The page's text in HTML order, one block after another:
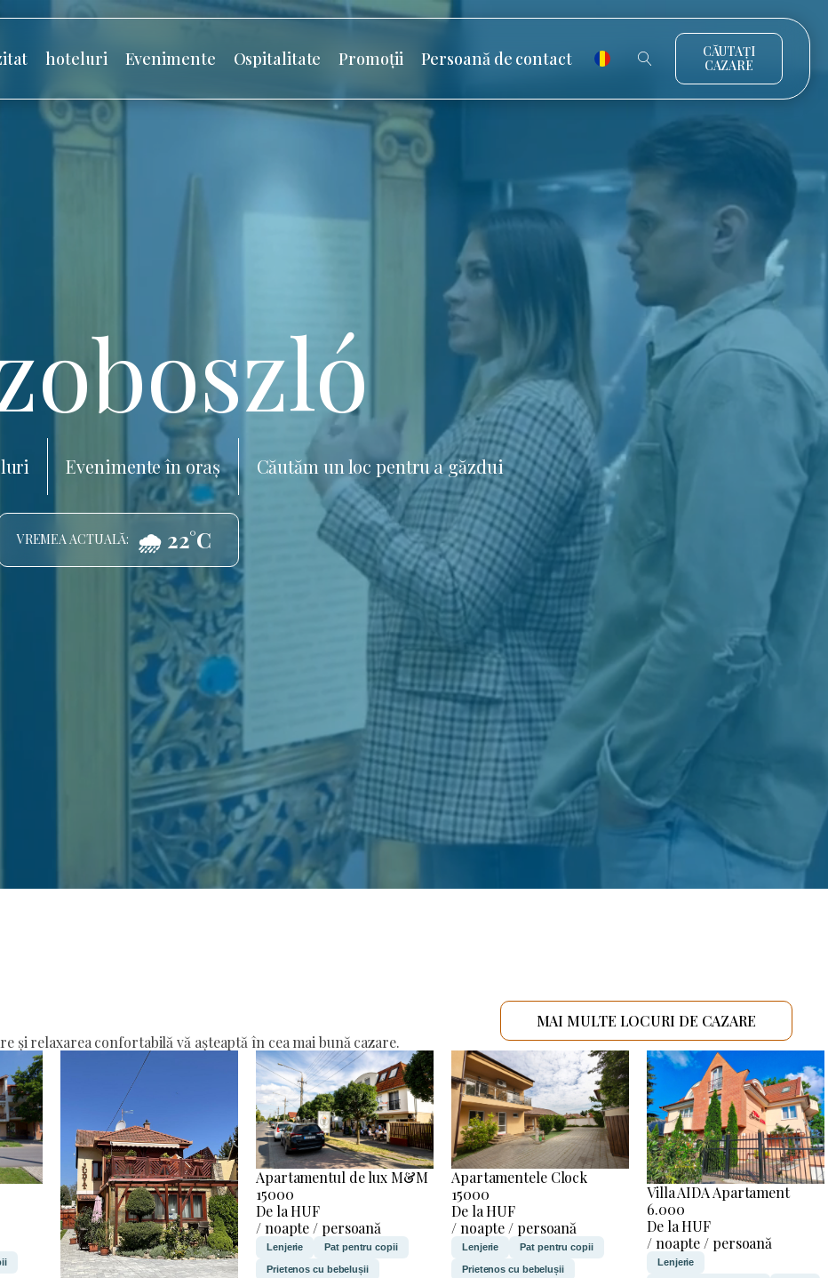
hoteluri Evenimente Ospitalitate Promoții Persoană de contact
CĂUTAȚI
CAZARE
Evenimente în oraș Căutăm un loc pentru a găzdui
VREMEA ACTUALĂ: 🌧️ 22°C
relaxarea confortabilă vă așteaptă în cea mai bună cazare.
MAI MULTE LOCURI DE CAZARE
Apartamentul de lux M&M
15000
De la HUF
/ noapte / persoană
Lenjerie Pat pentru copii
Prietenos cu bebelușii
Apartamentele Clock
15000
De la HUF
/ noapte / persoană
Lenjerie Pat pentru copii
Prietenos cu bebelușii
Villa AIDA Apartament
6.000
De la HUF
/ noapte / persoană
Lenjerie